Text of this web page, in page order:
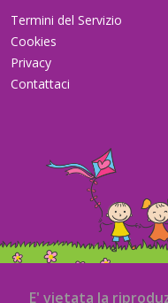
Termini del Servizio
Cookies
Privacy
Contattaci
E' vietata la